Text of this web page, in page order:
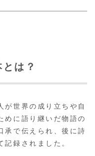
は？
が世界の成り立ちや自
めに語り継いだ物語の
承で伝えられ、後に詩
記録されました。